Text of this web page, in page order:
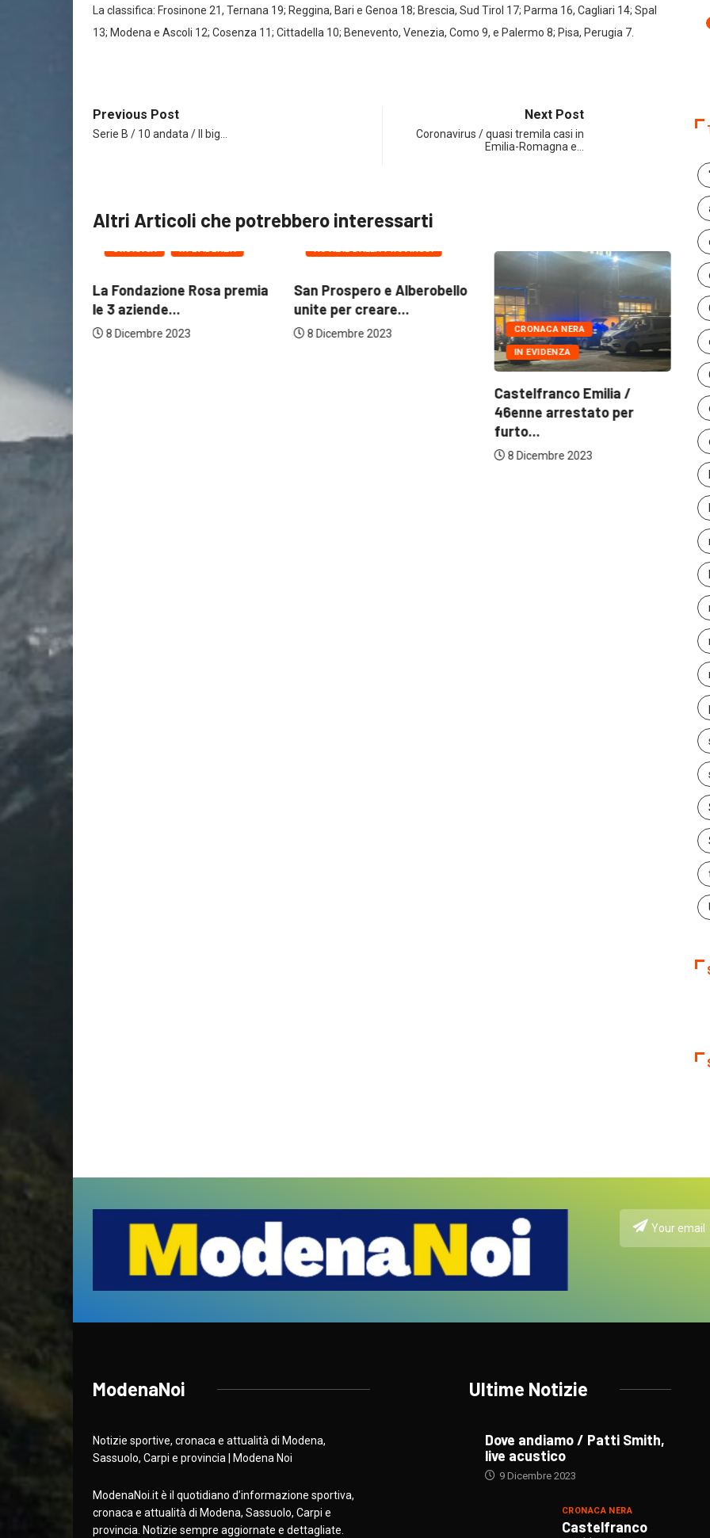
La classifica: Frosinone 21, Ternana 19; Reggina, Bari e Genoa 18; Brescia, Sud Tirol 17; Parma 16, Cagliari 14; Spal
13; Modena e Ascoli 12; Cosenza 11; Cittadella 10; Benevento, Venezia, Como 9, e Palermo 8; Pisa, Perugia 7.
Previous Post
Serie B / 10 andata / Il big…
Next Post
Coronavirus / quasi tremila casi in
Emilia-Romagna e…
Altri Articoli che potrebbero interessarti
CRONACA IN EVIDENZA
La Fondazione Rosa premia
le 3 aziende...
8 Dicembre 2023
CRONACA
NOTIZIE DALLA PROVINCIA
San Prospero e Alberobello
unite per creare...
8 Dicembre 2023 CRONACA NERA
IN EVIDENZA
Castelfranco Emilia /
46enne arrestato per
furto...
8 Dicembre 2023
ModenaNoi
Notizie sportive, cronaca e attualità di Modena,
Sassuolo, Carpi e provincia | Modena Noi
ModenaNoi.it è il quotidiano d’informazione sportiva,
cronaca e attualità di Modena, Sassuolo, Carpi e
provincia. Notizie sempre aggiornate e dettagliate.
Ultime Notizie
Dove andiamo / Patti Smith,
live acustico
9 Dicembre 2023
CRONACA NERA
Castelfranco